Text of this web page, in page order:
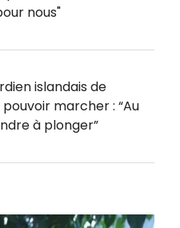
nous"
islandais de
marcher : “Au
à plonger”